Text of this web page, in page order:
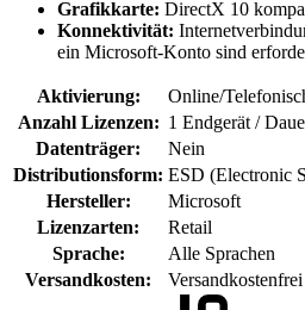
Grafikkarte: DirectX 10
Konnektivität:
ein Microsoft-Konto sind
Aktivierung:
Online/
Anzahl Lizenzen: 1 Endgerät /
Datenträger:
Nein
Distributionsform: ESD (Electronic
Hersteller:
Microsoft
Lizenzarten:
Retail
Sprache:
Alle Sprachen
Versandkosten:
Versandkostenfrei